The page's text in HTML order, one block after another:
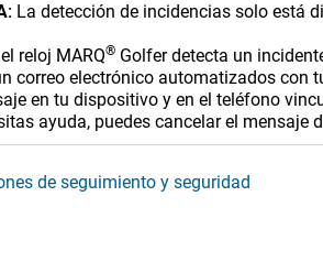
La detección de incidencias solo está
reloj MARQ® Golferdetecta un
correo electrónico automatizados con
en tu dispositivo y en el teléfono
ayuda, puedes cancelar el mensaje
de seguimiento y seguridad